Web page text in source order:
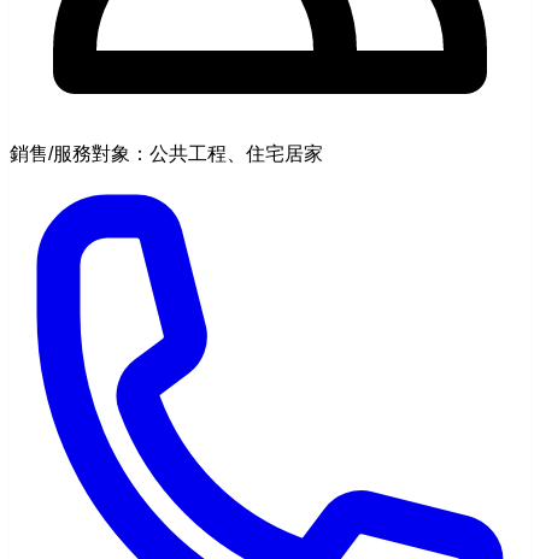
銷售/服務對象：公共工程、住宅居家